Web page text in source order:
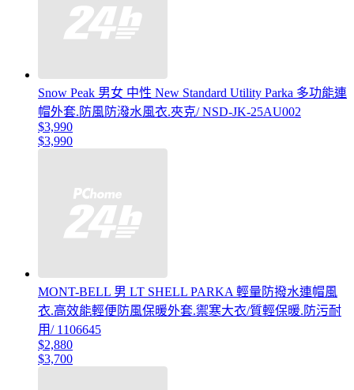
Snow Peak 男女 中性 New Standard Utility Parka 多功能連
帽外套.防風防潑水風衣.夾克/ NSD-JK-25AU002
$3,990
$3,990
MONT-BELL 男 LT SHELL PARKA 輕量防撥水連帽風
衣.高效能輕便防風保暖外套.禦寒大衣/質輕保暖.防污耐
用/ 1106645
$2,880
$3,700